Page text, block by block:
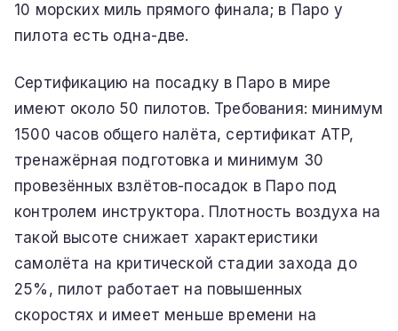
10 морских миль прямого финала; в Паро у
пилота есть одна-две.
Сертификацию на посадку в Паро в мире
имеют около 50 пилотов. Требования: минимум
1500 часов общего налёта, сертификат ATP,
тренажёрная подготовка и минимум 30
провезённых взлётов-посадок в Паро под
контролем инструктора. Плотность воздуха на
такой высоте снижает характеристики
самолёта на критической стадии захода до
25%, пилот работает на повышенных
скоростях и имеет меньше времени на